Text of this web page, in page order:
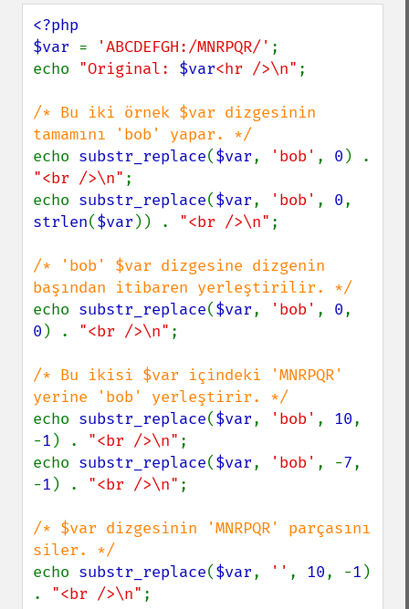
<?php
$var = 'ABCDEFGH:/MNRPQR/' ;
echo "Original: $var<hr />\n" ;
/* Bu iki örnek $var dizgesinin
echo substr_replace($var, 'bob' , 0
"<br />\n" ;
echo substr_replace($var, 'bob' , 0
strlen($var )) . "<br />\n" ;
/* 'bob' $var dizgesine dizgenin
echo substr_replace($var, 'bob' , 0
0 ) . "<br />\n" ;
/* Bu ikisi $var içindeki 'MNRPQR'
echo substr_replace($var, 'bob' , 10,
-1 ) . "<br />\n" ;
echo substr_replace($var, 'bob' , -7,
-1 ) . "<br />\n" ;
/* $var dizgesinin 'MNRPQR' parçasını
echo substr_replace($var, '' , 10, -1 )
. "<br />\n"